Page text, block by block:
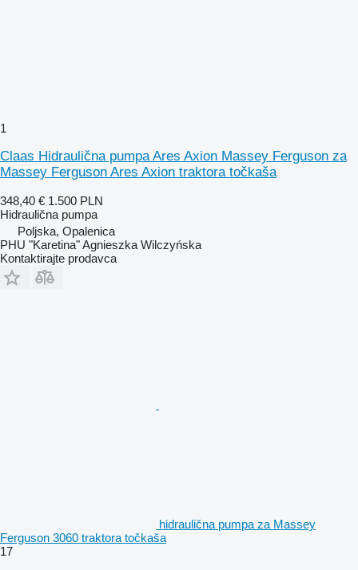
1
Claas Hidraulična pumpa Ares Axion Massey Ferguson za
Massey Ferguson Ares Axion traktora točkaša
348,40 € 1.500 PLN
Hidraulična pumpa
Poljska, Opalenica
PHU "Karetina" Agnieszka Wilczyńska
Kontaktirajte prodavca
hidraulična pumpa za Massey
Ferguson 3060 traktora točkaša
17